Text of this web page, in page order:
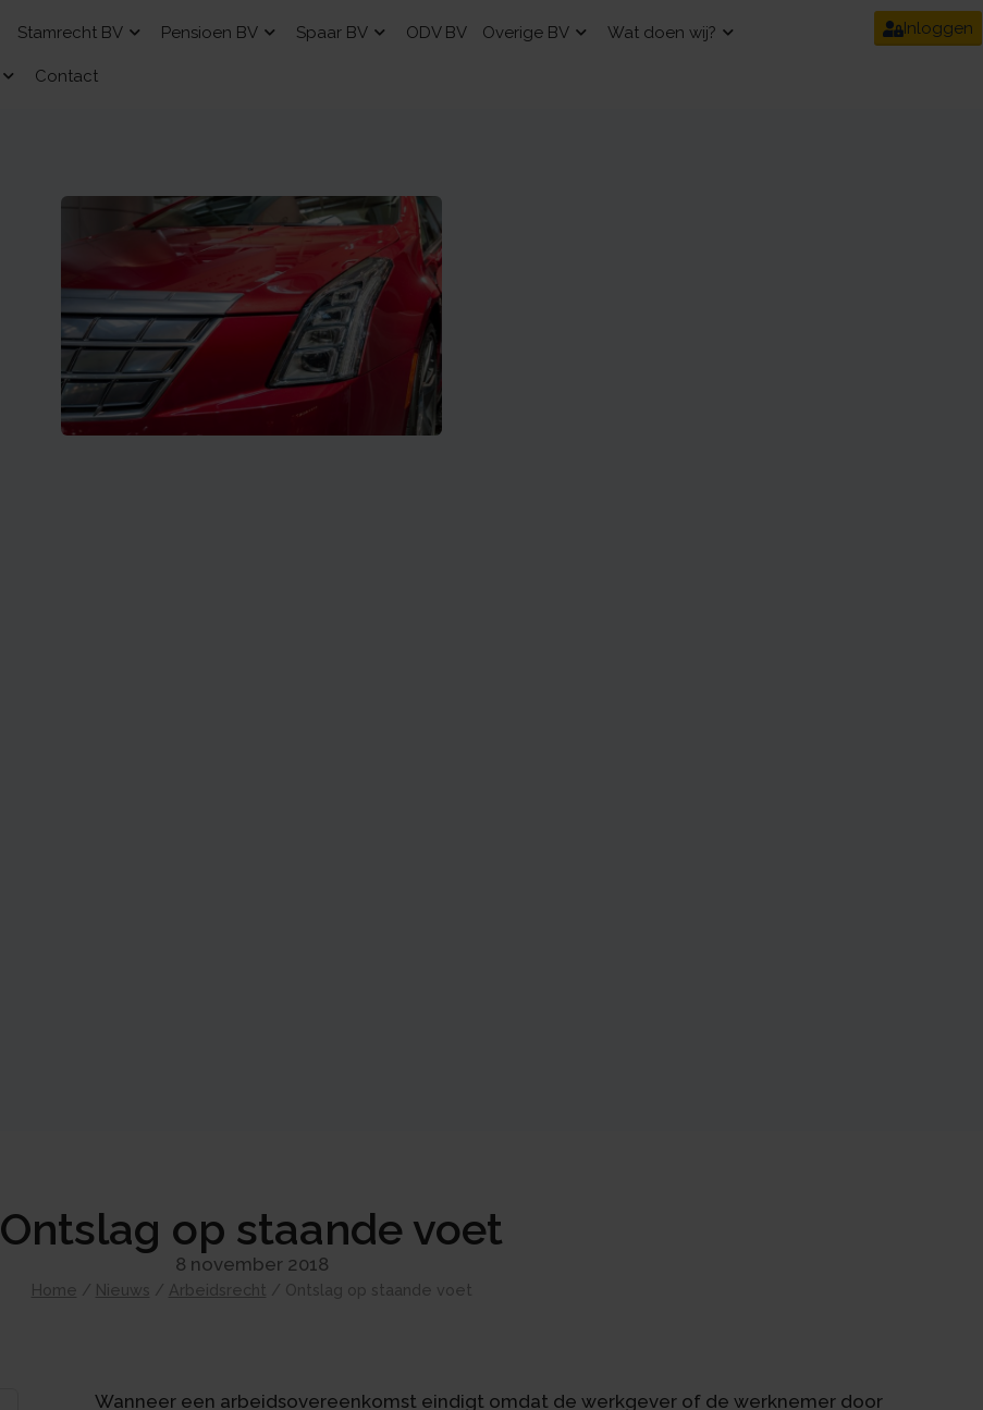
Stamrecht BV Pensioen BV Spaar BV ODV BV Overige BV Wat doen wij?
Contact
Inloggen
Ontslag op staande voet
8 november 2018
Home / Nieuws / Arbeidsrecht / Ontslag op staande voet
Wanneer een arbeidsovereenkomst eindigt omdat de werkgever of de werknemer door